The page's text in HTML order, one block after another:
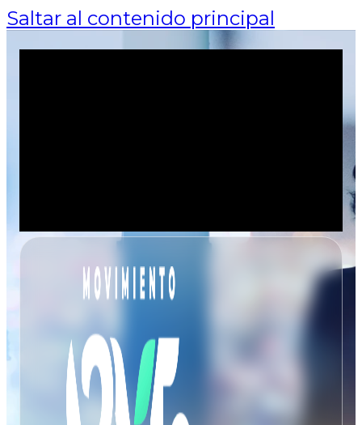
Saltar al contenido principal